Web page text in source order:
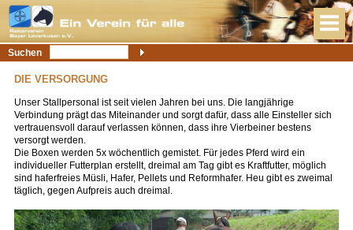
Suchen
DIE VERSORGUNG
Unser Stallpersonal ist seit vielen Jahren bei uns. Die langjährige
Verbindung prägt das Miteinander und sorgt dafür, dass alle Einsteller sich
vertrauensvoll darauf verlassen können, dass ihre Vierbeiner bestens
versorgt werden.
Die Boxen werden 5x wöchentlich gemistet. Für jedes Pferd wird ein
individueller Futterplan erstellt, dreimal am Tag gibt es Kraftfutter, möglich
sind haferfreies Müsli, Hafer, Pellets und Reformhafer. Heu gibt es zweimal
täglich, gegen Aufpreis auch dreimal.